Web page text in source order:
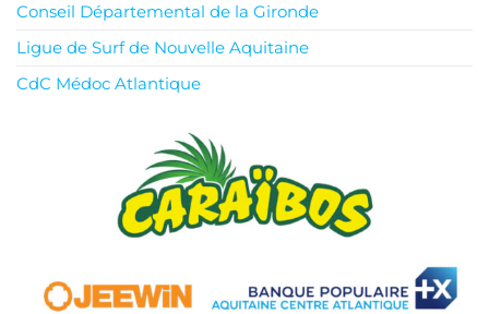
Conseil Départemental de la Gironde
Ligue de Surf de Nouvelle Aquitaine
CdC Médoc Atlantique